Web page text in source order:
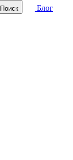
Поиск
Блог